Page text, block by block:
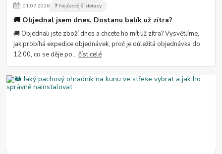
01.07.2026 ❓ Nejčastější dotazy
🚚 Objednal jsem dnes. Dostanu balík už zítra?
🚚 Objednali jste zboží dnes a chcete ho mít už zítra? Vysvětlíme,
jak probíhá expedice objednávek, proč je důležitá objednávka do
12:00, co se děje po...číst celé